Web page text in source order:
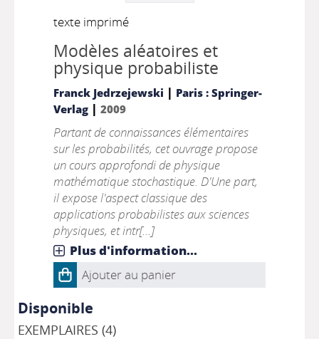
texte imprimé
Modèles aléatoires et
physique probabiliste
Franck Jedrzejewski | Paris : Springer-
Verlag| 2009
Partant de connaissances élémentaires
sur les probabilités, cet ouvrage propose
un cours approfondi de physique
mathématique stochastique. D'Une part,
il expose l'aspect classique des
applications probabilistes aux sciences
physiques, et intr[...]
Plus d'information...
Ajouter au panier
Disponible
EXEMPLAIRES (4)